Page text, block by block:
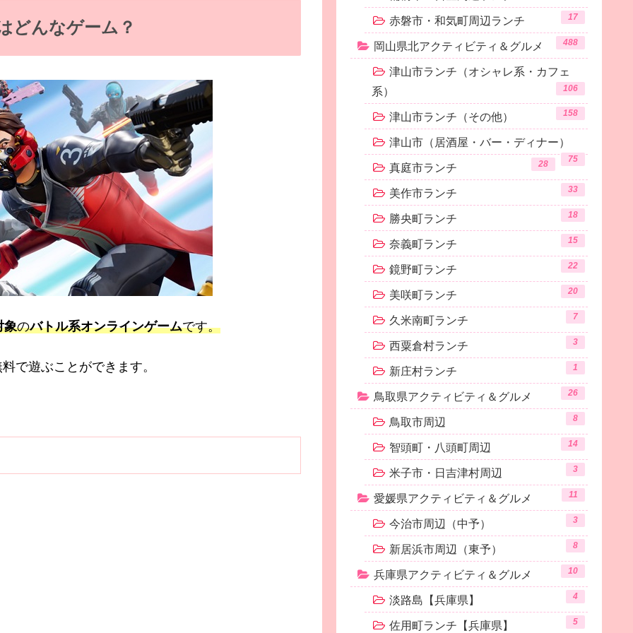
どんなゲーム？
象のバトル系オンラインゲームです。
で遊ぶことができます。
赤磐市・和気町周辺ランチ 17
岡山県北アクティビティ＆グルメ 488
津山市ランチ（オシャレ系・カフェ
系）
106
津山市ランチ（その他） 158
津山市（居酒屋・バー・ディナー）
75
真庭市ランチ 28
美作市ランチ 33
勝央町ランチ 18
奈義町ランチ 15
鏡野町ランチ 22
美咲町ランチ 20
久米南町ランチ 7
西粟倉村ランチ 3
新庄村ランチ 1
鳥取県アクティビティ＆グルメ 26
鳥取市周辺 8
智頭町・八頭町周辺 14
米子市・日吉津村周辺 3
愛媛県アクティビティ＆グルメ 11
今治市周辺（中予） 3
新居浜市周辺（東予） 8
兵庫県アクティビティ＆グルメ 10
淡路島【兵庫県】 4
佐用町ランチ【兵庫県】 5